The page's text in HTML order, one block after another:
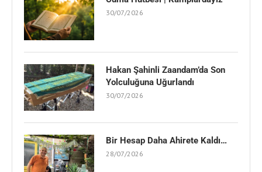
30/07/2026
Hakan Şahinli Zaandam’da Son
Yolculuğuna Uğurlandı
30/07/2026
Bir Hesap Daha Ahirete Kaldı…
28/07/2026